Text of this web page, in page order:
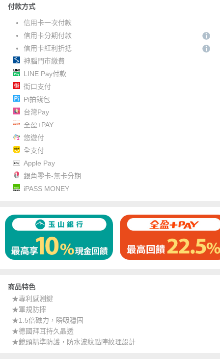
付款方式
信用卡一次付款
信用卡分期付款
信用卡紅利折抵
神腦門市繳費
LINE Pay付款
街口支付
Pi拍錢包
台灣Pay
全盈+PAY
悠遊付
全支付
Apple Pay
銀角零卡-無卡分期
iPASS MONEY
商品特色
★專利感測鍵
★軍規防摔
★1.5倍磁力，瞬吸穩固
★德國拜耳持久晶透
★鏡頭精準防護，防水波紋點陣紋理設計